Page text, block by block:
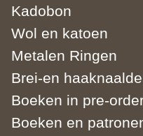
Kadobon
Wol en katoen
Metalen Ringen
Brei-en
Boeken in pre-
Boeken en